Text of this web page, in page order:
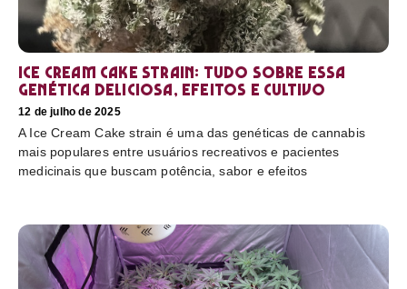
Ice Cream Cake Strain: tudo sobre essa
genética deliciosa, efeitos e cultivo
12 de julho de 2025
A Ice Cream Cake strain é uma das genéticas de cannabis
mais populares entre usuários recreativos e pacientes
medicinais que buscam potência, sabor e efeitos